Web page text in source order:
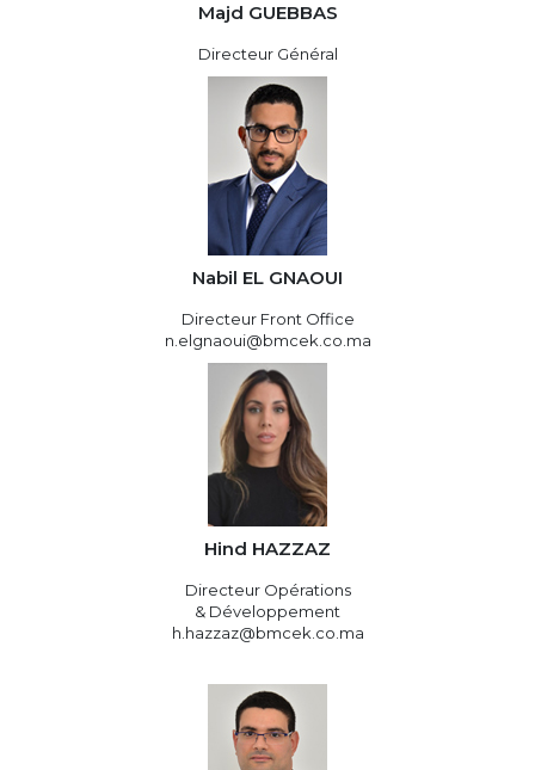
Majd GUEBBAS
Directeur Général
Nabil EL GNAOUI
Directeur Front Office
n.elgnaoui@bmcek.co.ma
Hind HAZZAZ
Directeur Opérations
& Développement
h.hazzaz@bmcek.co.ma